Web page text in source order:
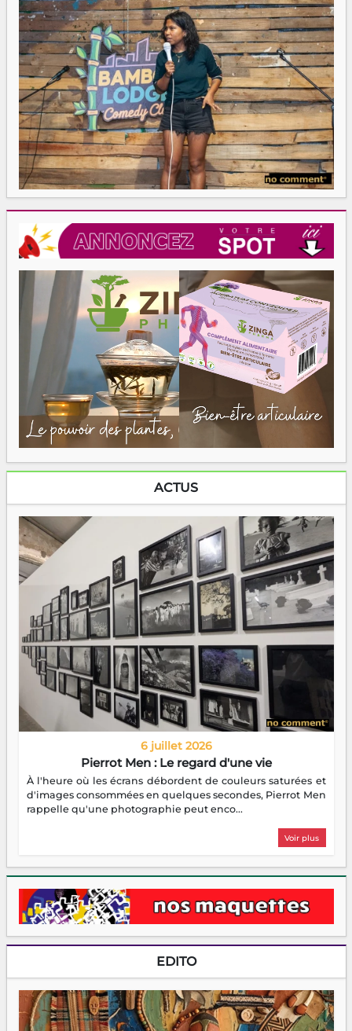
ACTUS
6 juillet 2026
Pierrot Men : Le regard d'une vie
À l'heure où les écrans débordent de couleurs saturées et
d'images consommées en quelques secondes, Pierrot Men
rappelle qu'une photographie peut enco...
Voir plus
EDITO